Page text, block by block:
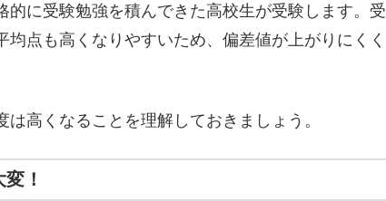
に受験勉強を積んできた高校生が受験します。受
点も高くなりやすいため、偏差値が上がりにくく
高くなることを理解しておきましょう。
！